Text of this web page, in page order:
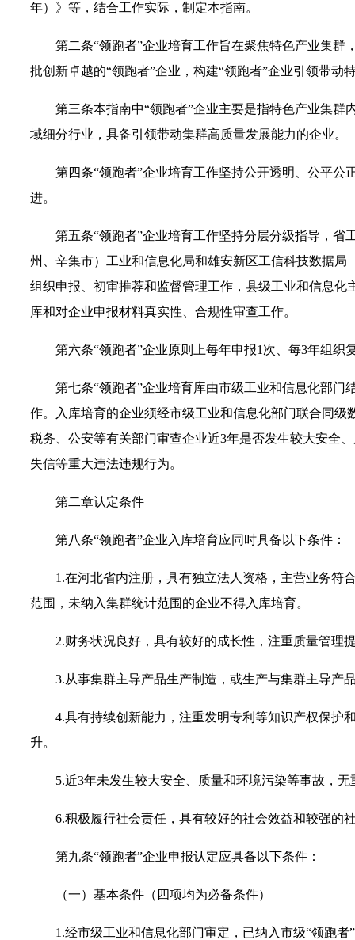
年）》等，结合工作实际，制定本指南。
第二条“领跑者”企业培育工作旨在聚焦特色产业集
批创新卓越的“领跑者”企业，构建“领跑者”企业引领带动
第三条本指南中“领跑者”企业主要是指特色产业集
域细分行业，具备引领带动集群高质量发展能力的企业。
第四条“领跑者”企业培育工作坚持公开透明、公平
进。
第五条“领跑者”企业培育工作坚持分层分级指导，
州、辛集市）工业和信息化局和雄安新区工信科技数据
组织申报、初审推荐和监督管理工作，县级工业和信息
库和对企业申报材料真实性、合规性审查工作。
第六条“领跑者”企业原则上每年申报1次、每3年组
第七条“领跑者”企业培育库由市级工业和信息化部
作。入库培育的企业须经市级工业和信息化部门联合同
税务、公安等有关部门审查企业近3年是否发生较大安全
失信等重大违法违规行为。
第二章认定条件
第八条“领跑者”企业入库培育应同时具备以下条件：
1.在河北省内注册，具有独立法人资格，主营业务符
范围，未纳入集群统计范围的企业不得入库培育。
2.财务状况良好，具有较好的成长性，注重质量管理
3.从事集群主导产品生产制造，或生产与集群主导产
4.具有持续创新能力，注重发明专利等知识产权保护
升。
5.近3年未发生较大安全、质量和环境污染等事故，
6.积极履行社会责任，具有较好的社会效益和较强的
第九条“领跑者”企业申报认定应具备以下条件：
（一）基本条件（四项均为必备条件）
1.经市级工业和信息化部门审定，已纳入市级“领跑者